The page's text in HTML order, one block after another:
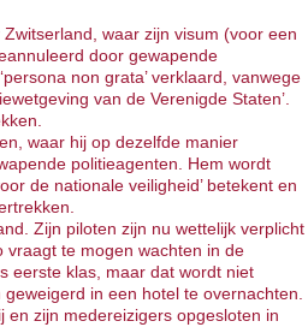
waar zijn visum (voor een
door gewapende
non grata’ verklaard, vanwege
van de Verenigde Staten’.
waar hij op dezelfde manier
politieagenten. Hem wordt
de nationale veiligheid’ betekent en
Zijn piloten zijn nu wettelijk verplicht
te mogen wachten in de
eerste klas, maar dat wordt niet
in een hotel te overnachten.
en zijn medereizigers opgesloten in